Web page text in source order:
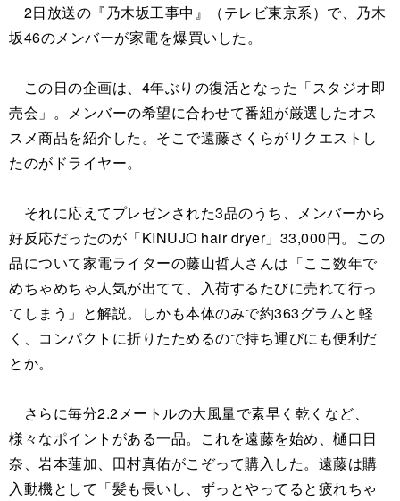
2日放送の『乃木坂工事中』（テレビ東京系）で、乃木
坂46のメンバーが家電を爆買いした。
この日の企画は、4年ぶりの復活となった「スタジオ即
売会」。メンバーの希望に合わせて番組が厳選したオス
スメ商品を紹介した。そこで遠藤さくらがリクエストし
たのがドライヤー。
それに応えてプレゼンされた3品のうち、メンバーから
好反応だったのが「KINUJO hair dryer」33,000円。この
品について家電ライターの藤山哲人さんは「ここ数年で
めちゃめちゃ人気が出てて、入荷するたびに売れて行っ
てしまう」と解説。しかも本体のみで約363グラムと軽
く、コンパクトに折りたためるので持ち運びにも便利だ
とか。
さらに毎分2.2メートルの大風量で素早く乾くなど、
様々なポイントがある一品。これを遠藤を始め、樋口日
奈、岩本蓮加、田村真佑がこぞって購入した。遠藤は購
入動機として「髪も長いし、ずっとやってると疲れちゃ